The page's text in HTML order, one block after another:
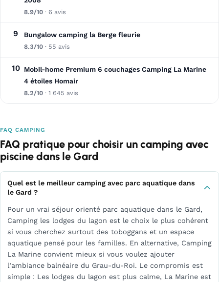
8.9/10 · 6 avis
9 Bungalow camping la Berge fleurie
8.3/10 · 55 avis
10 Mobil-home Premium 6 couchages Camping La Marine
4 étoiles Homair
8.2/10 · 1 645 avis
FAQ CAMPING
FAQ pratique pour choisir un camping avec
piscine dans le Gard
Quel est le meilleur camping avec parc aquatique dans
le Gard ?
Pour un vrai séjour orienté parc aquatique dans le Gard,
Camping les lodges du lagon est le choix le plus cohérent
si vous cherchez surtout des toboggans et un espace
aquatique pensé pour les familles. En alternative, Camping
La Marine convient mieux si vous voulez ajouter
l’ambiance balnéaire du Grau-du-Roi. Le compromis est
simple : Les lodges du lagon est plus calme, La Marine est